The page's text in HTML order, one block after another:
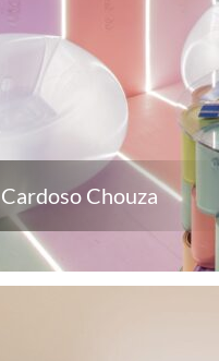
Chouza